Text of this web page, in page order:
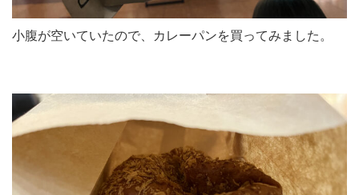
小腹が空いていたので、カレーパンを買ってみました。